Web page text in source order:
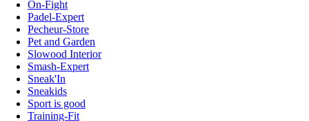
On-Fight
Padel-Expert
Pecheur-Store
Pet and Garden
Slowood Interior
Smash-Expert
Sneak'In
Sneakids
Sport is good
Training-Fit